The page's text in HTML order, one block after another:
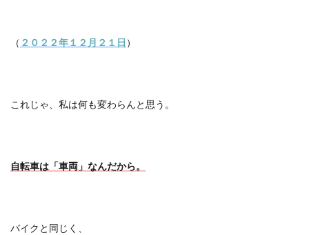
（ ２０２２年１２月２１日 ）
これじゃ、私は何も変わらんと思う。
自転車は「車両」なんだから。
バイクと同じく、